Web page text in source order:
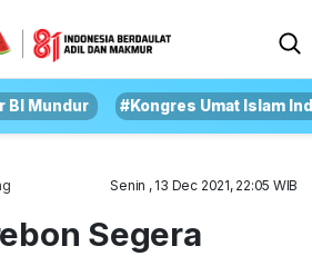
BI Mundur #Kongres Umat Islam
Senin , 13 Dec 2021, 22:05 WIB
Segera